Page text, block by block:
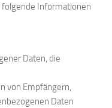
Informationen
Daten, die
von Empfängern,
Daten